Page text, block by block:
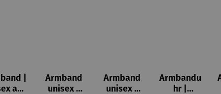
|
aus
Armband
unisex |
Armband
unisex |
Armbandu
hr |